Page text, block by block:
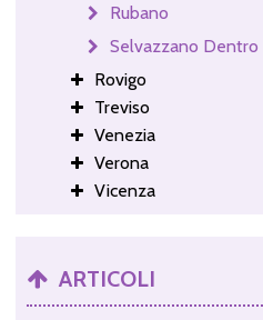
Rubano
Selvazzano Dentro
Rovigo
Treviso
Venezia
Verona
Vicenza
ARTICOLI